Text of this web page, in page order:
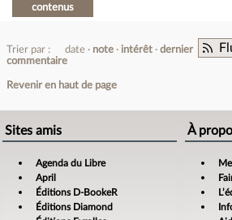
contenus
Trier par : date note intérêt
dernier
commentaire
Revenir en haut de page
Sites amis
Agenda du Libre
April
Éditions D-BookeR
Éditions Diamond
À